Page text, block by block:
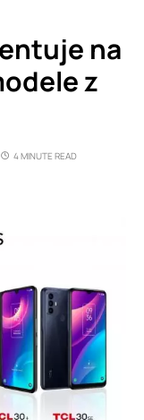
na
z
4 MINUTE READ